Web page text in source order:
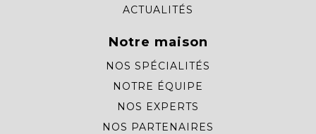
ACTUALITÉS
Notre maison
NOS SPÉCIALITÉS
NOTRE ÉQUIPE
NOS EXPERTS
NOS PARTENAIRES